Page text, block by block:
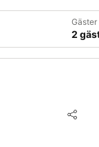
Gäster
2
Dela